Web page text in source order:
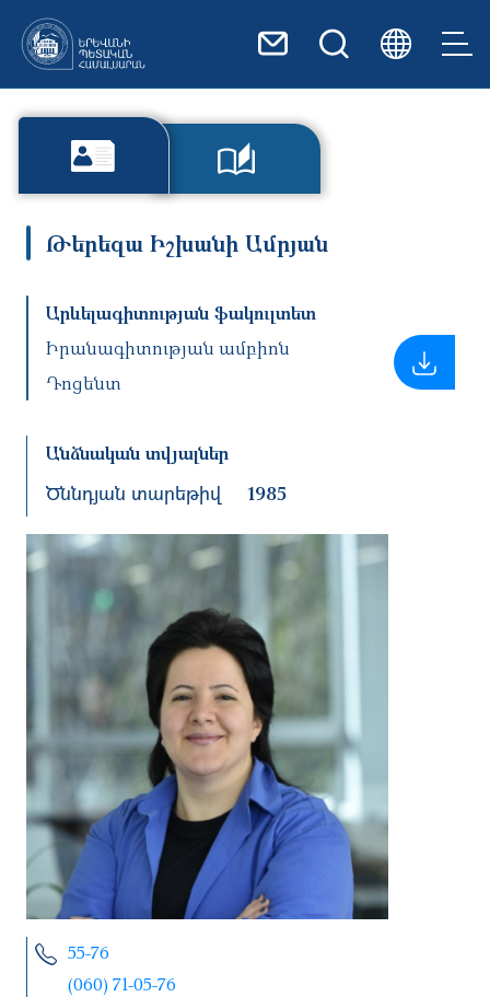
55-76
(060) 71-05-76
Թերեզա Իշխանի Ամրյան
Արևելագիտության ֆակուլտետ
Իրանագիտության ամբիոն
Դոցենտ
Անձնական տվյալներ
Ծննդյան տարեթիվ 1985